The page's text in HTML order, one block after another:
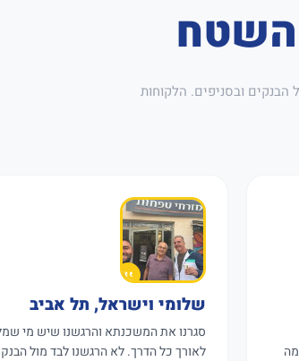
הבנקים ובסניפים. הלקוחות
שלומי וישראל, תל אביב
סגרנו את המשכנתא והרגשנו שיש מי
לאורך כל הדרך. לא הרגשנו לבד מול